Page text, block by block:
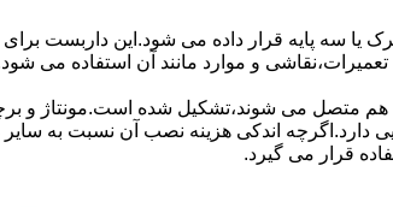
و موارد مانند آن استفاده می
هم متصل می شوند،تشکیل شده است.مونتاژ و
دارد.اگرچه اندکی هزینه نصب آن نسبت به
قرار می گیرد.